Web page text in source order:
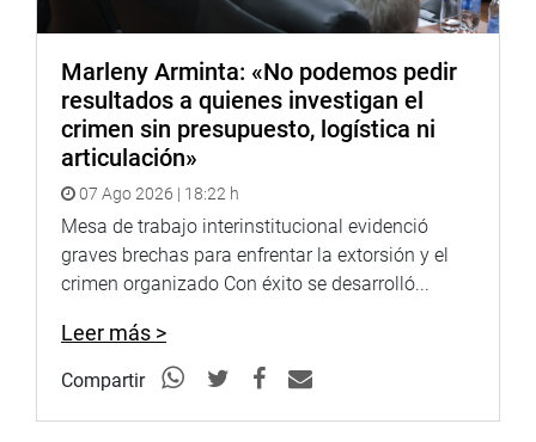
Marleny Arminta: «No podemos pedir
resultados a quienes investigan el
crimen sin presupuesto, logística ni
articulación»
07 Ago 2026 | 18:22 h
Mesa de trabajo interinstitucional evidenció
graves brechas para enfrentar la extorsión y el
crimen organizado Con éxito se desarrolló...
Leer más >
Compartir